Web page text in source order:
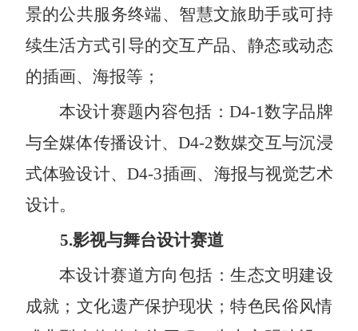
景的公共服务终端、智慧文旅助手或可持
续生活方式引导的交互产品、静态或动态
的插画、海报等；
本设计赛题内容包括：D4-1数字品牌
与全媒体传播设计、D4-2数媒交互与沉浸
式体验设计、D4-3插画、海报与视觉艺术
设计。
5.影视与舞台设计赛道
本设计赛道方向包括：生态文明建设
成就；文化遗产保护现状；特色民俗风情